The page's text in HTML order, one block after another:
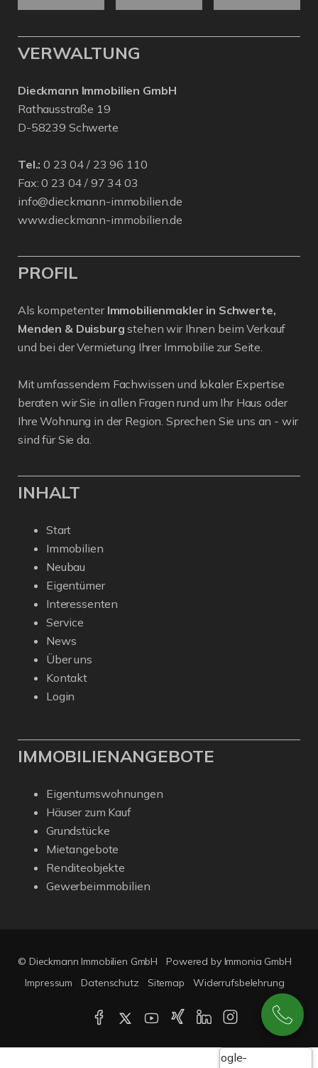
VERWALTUNG
Dieckmann Immobilien GmbH
Rathausstraße 19
D-58239 Schwerte
Tel.: 0 23 04 / 23 96 110
Fax: 0 23 04 / 97 34 03
info@dieckmann-immobilien.de
www.dieckmann-immobilien.de
PROFIL
Als kompetenter Immobilienmakler in Schwerte,
Menden & Duisburg stehen wir Ihnen beim Verkauf
und bei der Vermietung Ihrer Immobilie zur Seite.
Mit umfassendem Fachwissen und lokaler Expertise
beraten wir Sie in allen Fragen rund um Ihr Haus oder
Ihre Wohnung in der Region. Sprechen Sie uns an - wir
sind für Sie da.
INHALT
Start
Immobilien
Neubau
Eigentümer
Interessenten
Service
News
Über uns
Kontakt
Login
IMMOBILIENANGEBOTE
Eigentumswohnungen
Häuser zum Kauf
Grundstücke
Mietangebote
Renditeobjekte
Gewerbeimmobilien
© Dieckmann Immobilien GmbH
Powered by Immonia GmbH
Impressum
Datenschutz Sitemap Widerrufsbelehrung
Google-